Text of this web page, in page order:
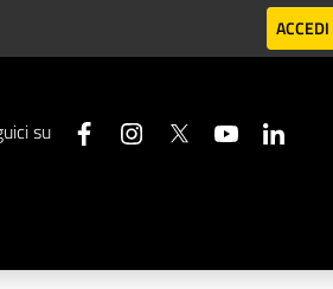
ACCEDI
su